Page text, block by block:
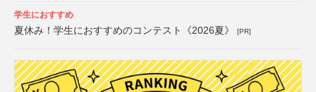
学生におすすめ
夏休み！学生におすすめのコンテスト《2026夏》 [PR]